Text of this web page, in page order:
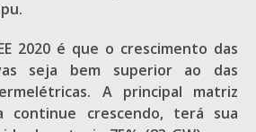
2020 é que o crescimento das
seja bem superior ao das
A principal matriz
continue crescendo, terá sua